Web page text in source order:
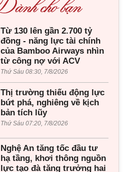
Từ 130 lên gần 2.700 tỷ
đồng - năng lực tài chính
của Bamboo Airways nhìn
từ công nợ với ACV
Thứ Sáu 08:30, 7/8/2026
Thị trường thiếu động lực
bứt phá, nghiêng về kịch
bản tích lũy
Thứ Sáu 07:20, 7/8/2026
Nghệ An tăng tốc đầu tư
hạ tầng, khơi thông nguồn
lực tạo đà tăng trưởng hai